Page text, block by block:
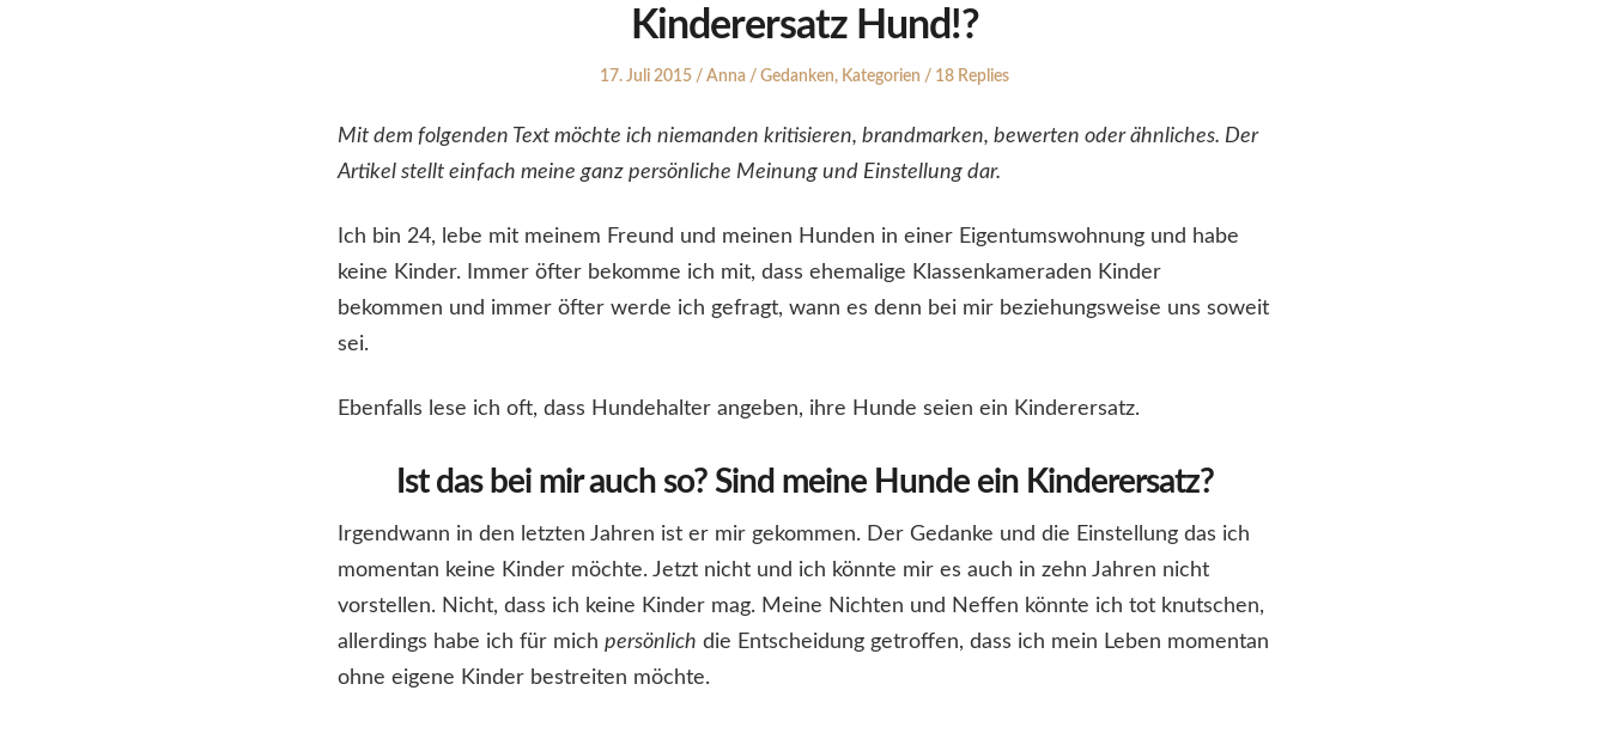
Kinderersatz Hund!?
Posted
17. Juli 2015 Author
Anna
Posted
Gedanken, Kategorien 18 Replies
Mit dem folgenden Text möchte ich niemanden kritisieren, brandmarken, bewerten oder ähnliches. Der
Artikel stellt einfach meine ganz persönliche Meinung und Einstellung dar.
Ich bin 24, lebe mit meinem Freund und meinen Hunden in einer Eigentumswohnung und habe
keine Kinder. Immer öfter bekomme ich mit, dass ehemalige Klassenkameraden Kinder
bekommen und immer öfter werde ich gefragt, wann es denn bei mir beziehungsweise uns soweit
sei.
Ebenfalls lese ich oft, dass Hundehalter angeben, ihre Hunde seien ein Kinderersatz.
Ist das bei mir auch so? Sind meine Hunde ein Kinderersatz?
Irgendwann in den letzten Jahren ist er mir gekommen. Der Gedanke und die Einstellung das ich
momentan keine Kinder möchte. Jetzt nicht und ich könnte mir es auch in zehn Jahren nicht
vorstellen. Nicht, dass ich keine Kinder mag. Meine Nichten und Neffen könnte ich tot knutschen,
allerdings habe ich für mich persönlich die Entscheidung getroffen, dass ich mein Leben momentan
ohne eigene Kinder bestreiten möchte.